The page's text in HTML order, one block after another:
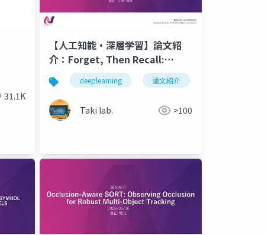
31.1K
【人工知能・深層学習】論文紹
介：Forget, Then Recall:
Learnable Compression and
Selective Unfolding via Gist
Sparse Attention
deeplearning 論文紹介
Taki lab. >100